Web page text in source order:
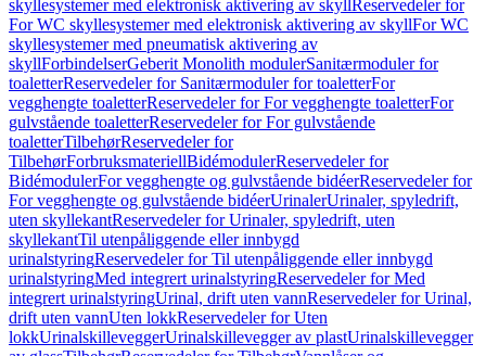
skyllesystemer med elektronisk aktivering av skyllReservedeler for
For WC skyllesystemer med elektronisk aktivering av skyllFor WC
skyllesystemer med pneumatisk aktivering av
skyllForbindelserGeberit Monolith modulerSanitærmoduler for
toaletterReservedeler for Sanitærmoduler for toaletterFor
vegghengte toaletterReservedeler for For vegghengte toaletterFor
gulvstående toaletterReservedeler for For gulvstående
toaletterTilbehørReservedeler for
TilbehørForbruksmateriellBidémodulerReservedeler for
BidémodulerFor vegghengte og gulvstående bidéerReservedeler for
For vegghengte og gulvstående bidéerUrinalerUrinaler, spyledrift,
uten skyllekantReservedeler for Urinaler, spyledrift, uten
skyllekantTil utenpåliggende eller innbygd
urinalstyringReservedeler for Til utenpåliggende eller innbygd
urinalstyringMed integrert urinalstyringReservedeler for Med
integrert urinalstyringUrinal, drift uten vannReservedeler for Urinal,
drift uten vannUten lokkReservedeler for Uten
lokkUrinalskilleveggerUrinalskillevegger av plastUrinalskillevegger